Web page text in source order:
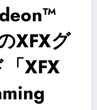
XFXグ
XFX